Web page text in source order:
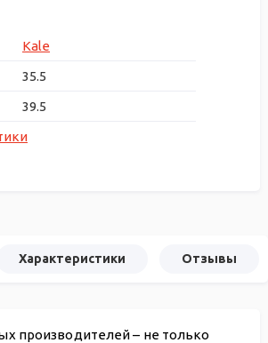
Kale
35.5
39.5
Характеристики Отзывы
производителей – не только